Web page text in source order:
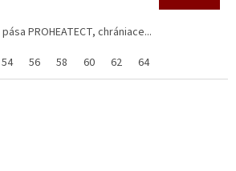
PROHEATECT, chrániace...
54 56 58 60 62 64